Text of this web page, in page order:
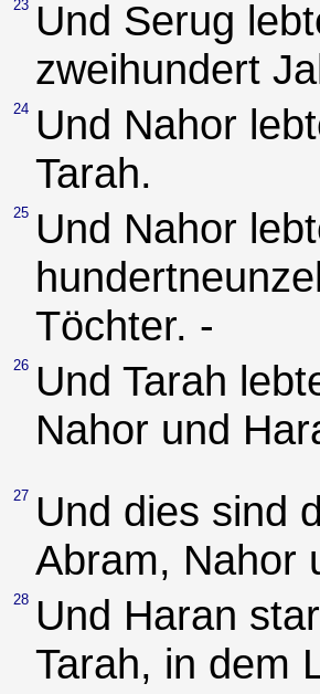
23 Und Serug
zweihundert
24 Und Nahor
Tarah.
25 Und Nahor
Töchter. -
26 Und Tarah
Nahor und
27 Und dies sind
Abram, Nahor
28 Und Haran
Tarah, in dem